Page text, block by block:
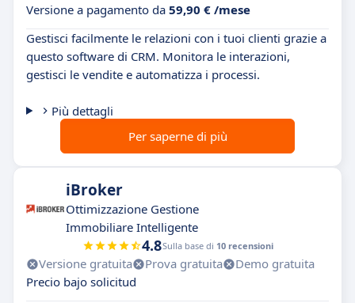
Versione a pagamento da 59,90 € /mese
Gestisci facilmente le relazioni con i tuoi clienti grazie a
questo software di CRM. Monitora le interazioni,
gestisci le vendite e automatizza i processi.
Più dettagli
Per saperne di più
iBroker
Ottimizzazione Gestione
Immobiliare Intelligente
4.8Sulla base di 10 recensioni
Versione gratuita Prova gratuita
Demo gratuita
Precio bajo solicitud